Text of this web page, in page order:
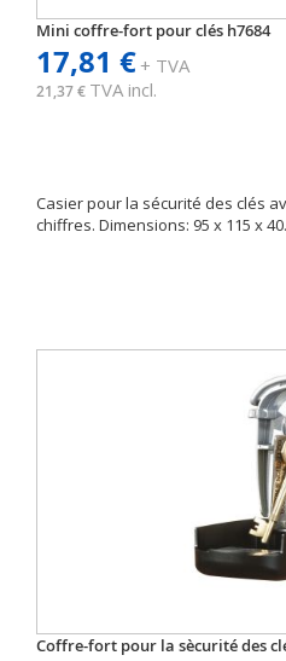
Mini coffre-fort pour clés h7684
17,81 €+ TVA
21,37 € TVA incl.
Casier pour la sécurité des clés
chiffres. Dimensions: 95 x 115 x 40.
Coffre-fort pour la sècurité des